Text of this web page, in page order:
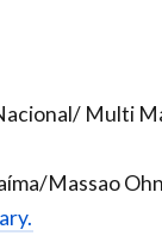
Multi
Massao